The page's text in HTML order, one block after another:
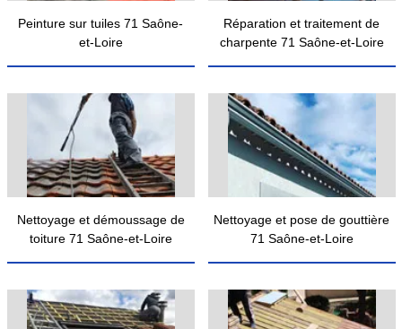
Peinture sur tuiles 71 Saône-
et-Loire
Réparation et traitement de
charpente 71 Saône-et-Loire
Nettoyage et démoussage de
toiture 71 Saône-et-Loire
Nettoyage et pose de gouttière
71 Saône-et-Loire